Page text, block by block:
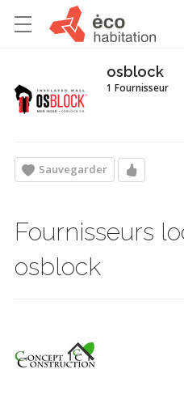
osblock
1 Fournisseur
Sauvegarder
Fournisseurs
osblock